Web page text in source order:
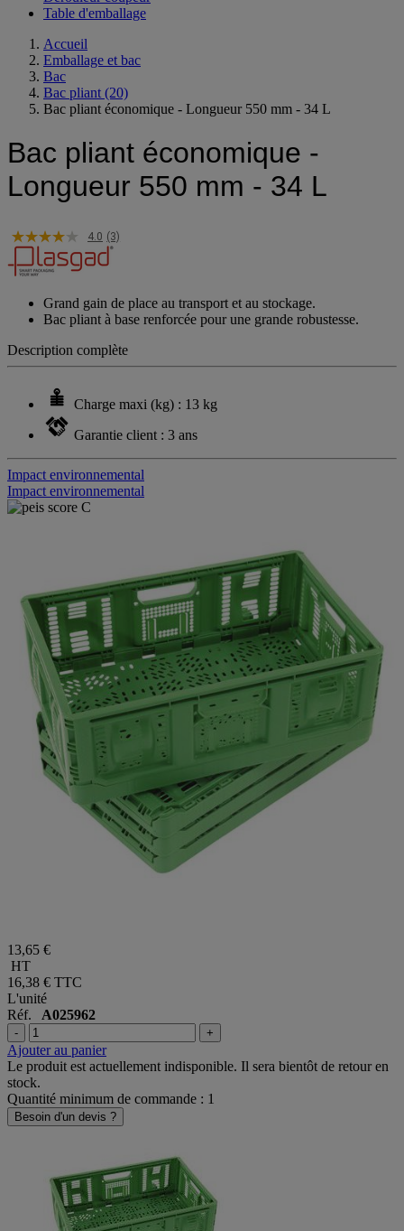
Table d'emballage
Accueil
Emballage et bac
Bac
Bac pliant (20)
Bac pliant économique - Longueur 550 mm - 34 L
Bac pliant économique -
Longueur 550 mm - 34 L
4.0 (3)
Grand gain de place au transport et au stockage.
Bac pliant à base renforcée pour une grande robustesse.
Description complète
Charge maxi (kg) : 13 kg
Garantie client : 3 ans
Impact environnemental
Impact environnemental
13,65 €
HT
16,38 € TTC
L'unité
Réf. A025962
- +
Ajouter au panier
Le produit est actuellement indisponible. Il sera bientôt de retour en
stock.
Quantité minimum de commande : 1
Besoin d'un devis ?